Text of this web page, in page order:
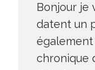
Bonjour je
datent un
chronique